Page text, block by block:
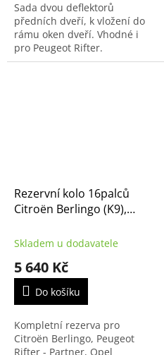
Sada dvou deflektorů
předních dveří, k vložení do
rámu oken dveří. Vhodné i
pro Peugeot Rifter.
Rezervní kolo 16palců
Citroën Berlingo (K9),
Combo Life (K9)
Skladem u dodavatele
5 640 Kč
Do košíku
Kompletní rezerva pro
Citroën Berlingo, Peugeot
Rifter - Partner, Opel